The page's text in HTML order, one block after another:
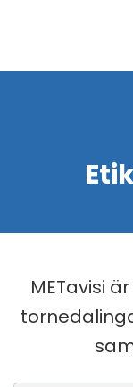
METavisi